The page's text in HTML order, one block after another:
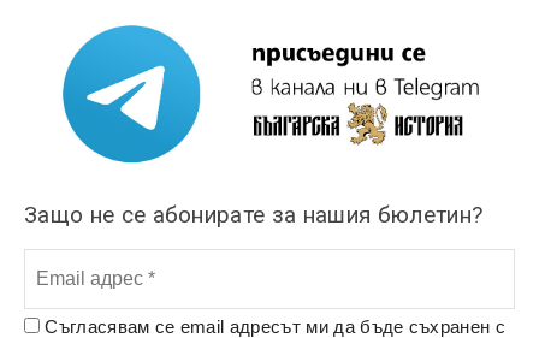
Защо не се абонирате за нашия бюлетин?
Съгласявам се email адресът ми да бъде съхранен с